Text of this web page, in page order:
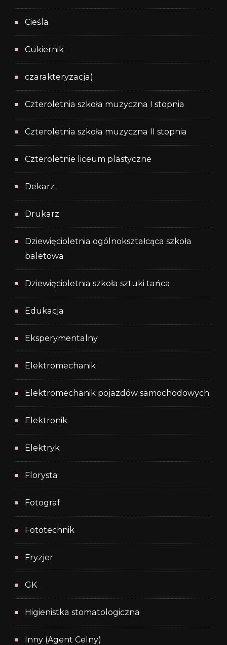
Cieśla
Cukiernik
czarakteryzacja)
Czteroletnia szkoła muzyczna I stopnia
Czteroletnia szkoła muzyczna II stopnia
Czteroletnie liceum plastyczne
Dekarz
Drukarz
Dziewięcioletnia ogólnokształcąca szkoła
baletowa
Dziewięcioletnia szkoła sztuki tańca
Edukacja
Eksperymentalny
Elektromechanik
Elektromechanik pojazdów samochodowych
Elektronik
Elektryk
Florysta
Fotograf
Fototechnik
Fryzjer
GK
Higienistka stomatologiczna
Inny (Agent Celny)